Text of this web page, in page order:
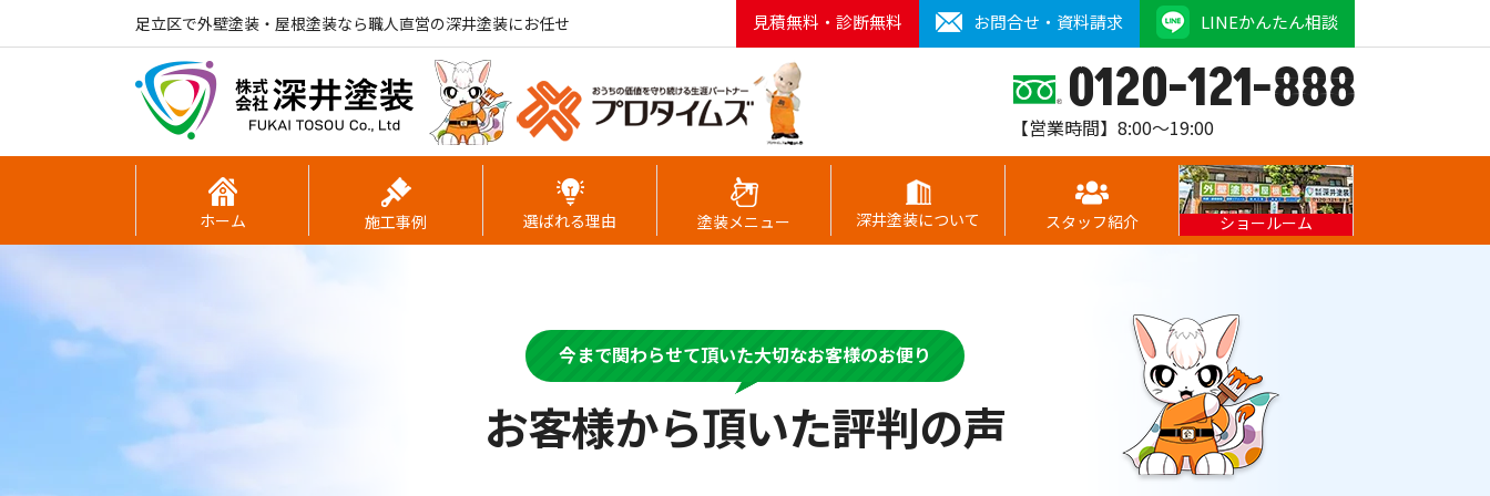
足立区で外壁塗装・屋根塗装なら職人直営の深井塗装にお任せ 見積無料・診断無料 お問合せ・資料請求 LINEかんたん相談
0120-121-888
【営業時間】8:00～19:00
ホーム 施工事例 選ばれる理由 塗装メニュー 深井塗装について スタッフ紹介 ショールーム
お客様から頂いた評判の声
今まで関わらせて頂いた大切なお客様のお便り